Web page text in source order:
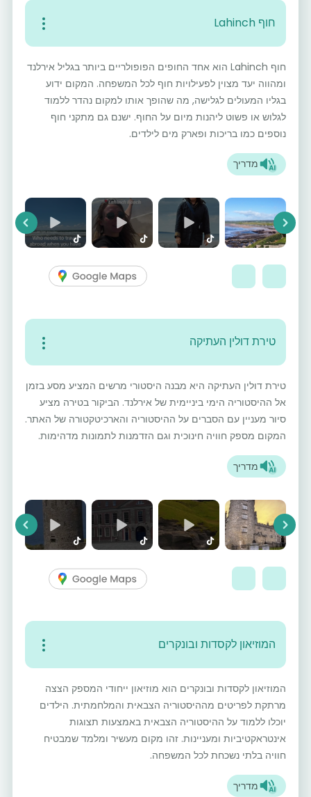
חוף Lahinch
חוף Lahinch הוא אחד החופים הפופולריים ביותר בגליל אירלנד
ומהווה יעד מצוין לפעילויות חוף לכל המשפחה. המקום ידוע
בגליו המעולים לגלישה, מה שהופך אותו למקום נהדר ללמוד
לגלוש או פשוט ליהנות מיום על החוף. ישנם גם מתקני חוף
נוספים כמו בריכות ופארק מים לילדים.
מדריך
Next
טירת דולין העתיקה
טירת דולין העתיקה היא מבנה היסטורי מרשים המציע מסע בזמן
אל ההיסטוריה הימי ביניימית של אירלנד. הביקור בטירה מציע
סיור מעניין עם הסברים על ההיסטוריה והארכיטקטורה של האתר.
המקום מספק חוויה חינוכית וגם הזדמנות לתמונות מדהימות.
מדריך
Next
המוזיאון לקסדות ובונקרים
המוזיאון לקסדות ובונקרים הוא מוזיאון ייחודי המספק הצצה
מרתקת לפריטים מההיסטוריה הצבאית והמלחמתית. הילדים
יוכלו ללמוד על ההיסטוריה הצבאית באמצעות תצוגות
אינטראקטיביות ומעניינות. זהו מקום מעשיר ומלמד שמבטיח
חוויה בלתי נשכחת לכל המשפחה.
מדריך